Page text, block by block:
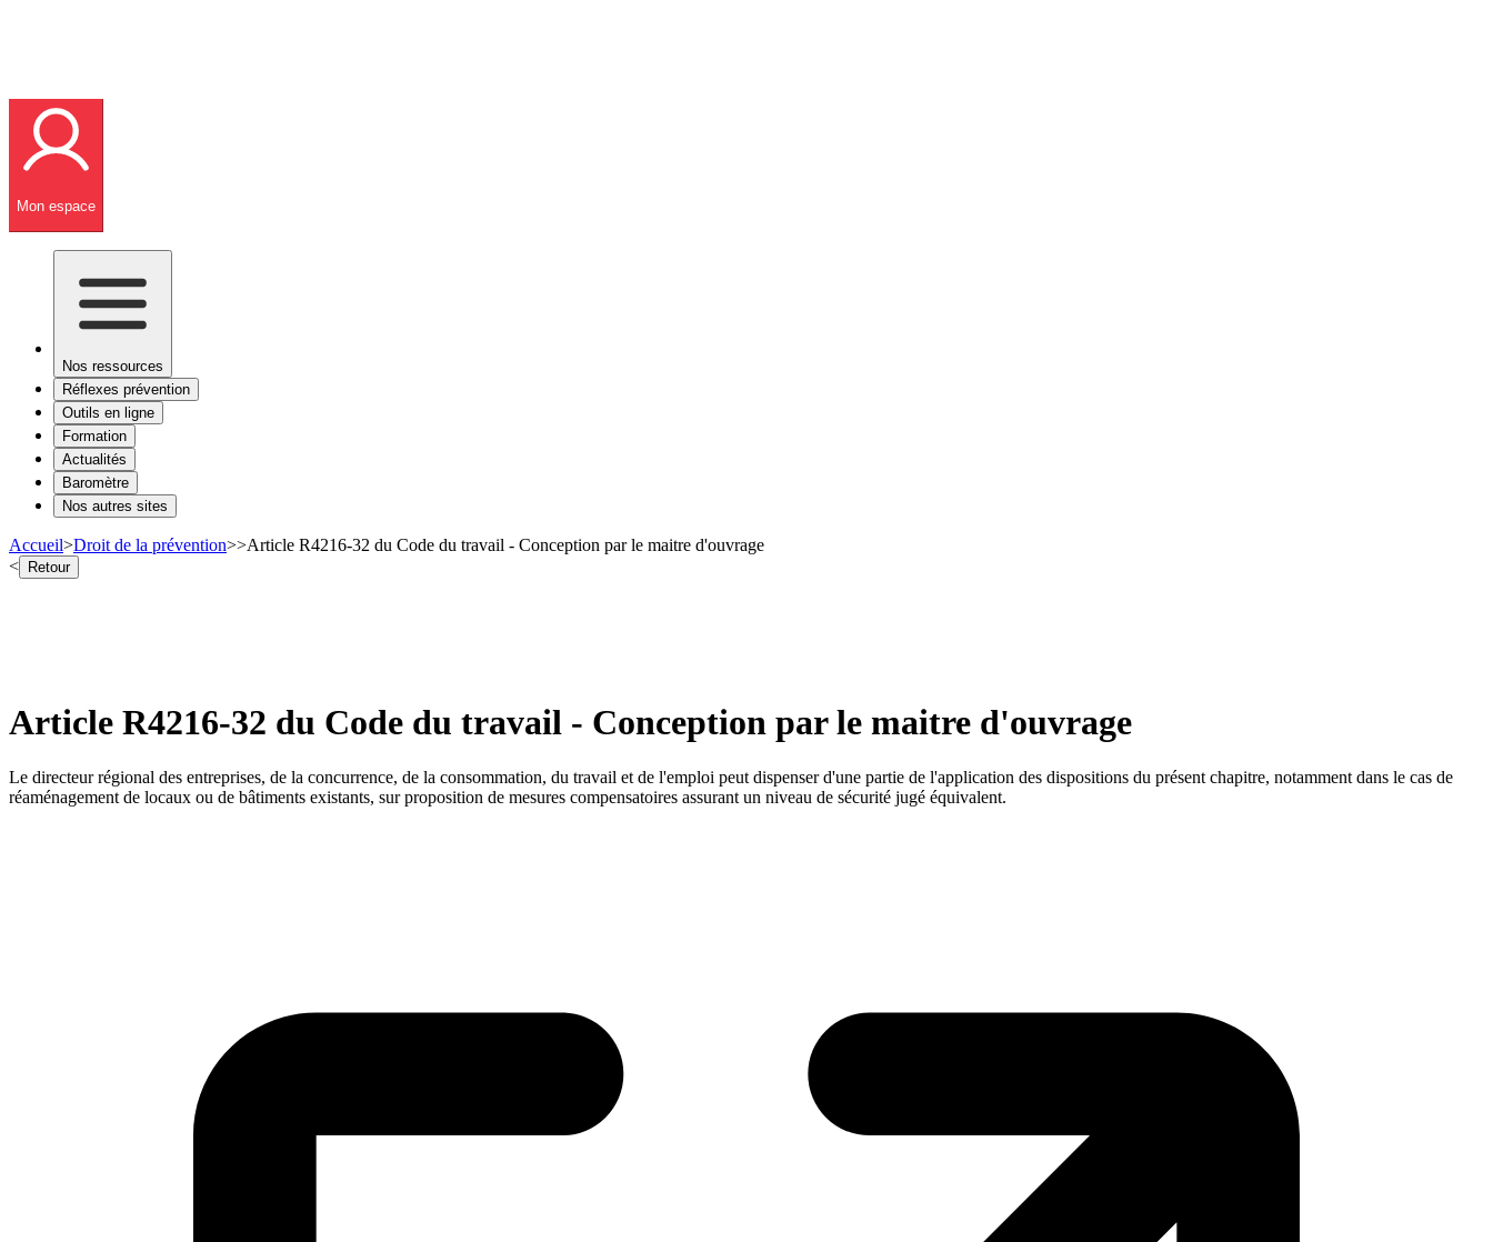
Mon espace
Nos ressources
Réflexes prévention
Outils en ligne
Formation
Actualités
Baromètre
Nos autres sites
Accueil>Droit de la prévention>>Article R4216-32 du Code du travail - Conception par le maitre d'ouvrage
< Retour
Article R4216-32 du Code du travail - Conception par le maitre d'ouvrage
Le directeur régional des entreprises, de la concurrence, de la consommation, du travail et de l'emploi peut dispenser d'une partie de l'application des dispositions du présent chapitre, notamment dans le cas de
réaménagement de locaux ou de bâtiments existants, sur proposition de mesures compensatoires assurant un niveau de sécurité jugé équivalent.